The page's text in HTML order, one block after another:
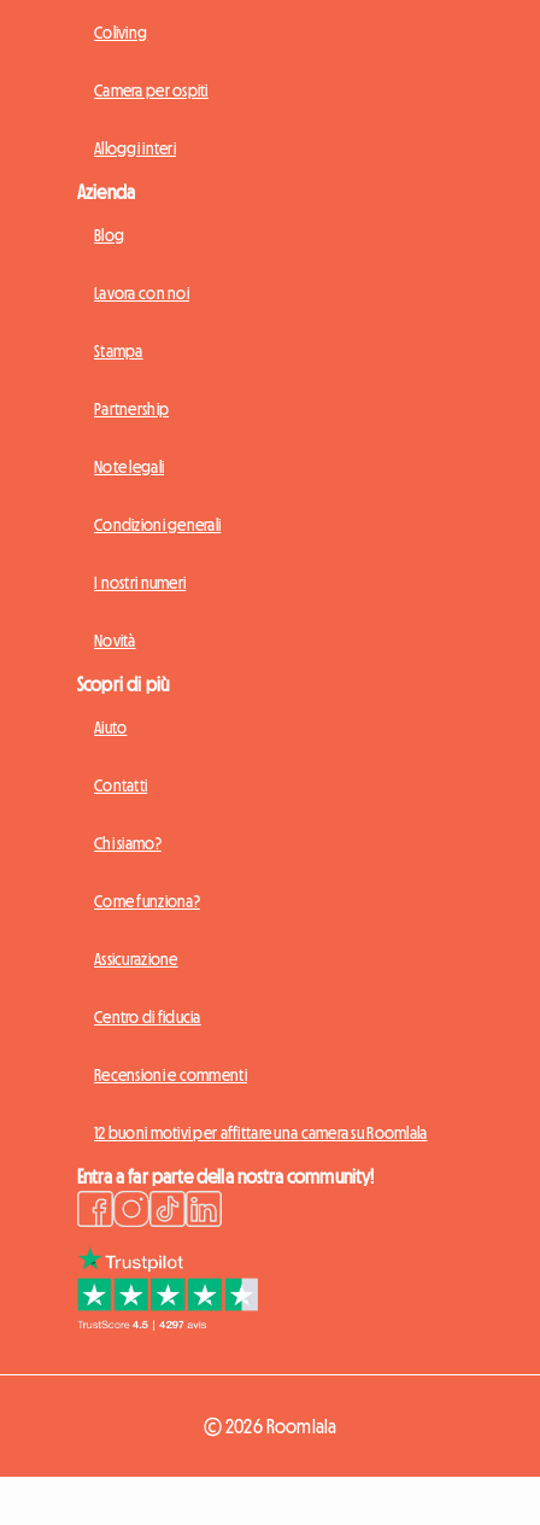
Coliving
Camera per ospiti
Alloggi interi
Azienda
Blog
Lavora con noi
Stampa
Partnership
Note legali
Condizioni generali
I nostri numeri
Novità
Scopri di più
Aiuto
Contatti
Chi siamo?
Come funziona?
Assicurazione
Centro di fiducia
Recensioni e commenti
12 buoni motivi per affittare una camera su Roomlala
Entra a far parte della nostra community!
© 2026 Roomlala